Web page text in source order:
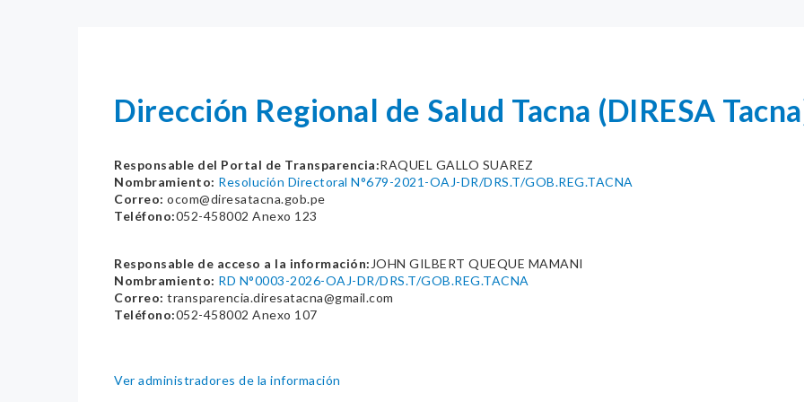
Dirección Regional de Salud Tacna (DIRESA
Responsable del Portal de Transparencia:RAQUEL GALLO SUAREZ
Nombramiento: Resolución Directoral N°679-2021-OAJ-DR/DRS.T/GOB.REG.TACNA
Correo: ocom@diresatacna.gob.pe
Teléfono:052-458002 Anexo 123
Responsable de acceso a la información: JOHN GILBERT QUEQUE MAMANI
Nombramiento: RD N°0003-2026-OAJ-DR/DRS.T/GOB.REG.TACNA
Correo: transparencia.diresatacna@gmail.com
Teléfono:052-458002 Anexo 107
Ver administradores de la información